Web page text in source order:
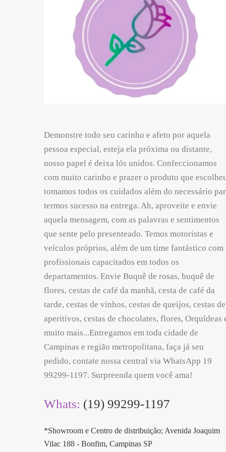
Demonstre todo seu carinho e afeto por aquela
pessoa especial, esteja ela próxima ou distante,
nosso papel é deixa lós unidos. Confeccionamos
com muito carinho e prazer o produto que
tomamos todos os cuidados além do necessário
termos sucesso na entrega. Ah, aproveite e envie
aquela mensagem, com as palavras e sentimentos
que sente pelo presenteado. Temos motoristas e
veículos próprios, além de um time fantástico com
profissionais capacitados em todos os
departamentos. Envie Buquê de rosas, buquê de
flores, cestas de café da manhã, cesta de café da
tarde, cestas de vinhos, cestas de queijos, cestas de
aperitivos, cestas de chocolates, flores, Orquídeas
muito mais...Entregamos em toda cidade de
Campinas e região metropolitana, faça já seu
pedido, contate nossa central via WhatsApp 19
99299-1197. Surpreenda quem você ama!
Whats: (19) 99299-1197
*Showroom e Centro de distribuição; Avenida Joaquim
Vilac 188 - Bonfim, Campinas SP